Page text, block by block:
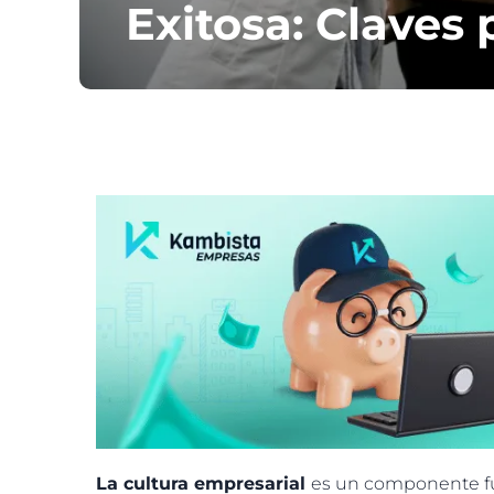
Exitosa: Claves
La cultura empresarial es un componente